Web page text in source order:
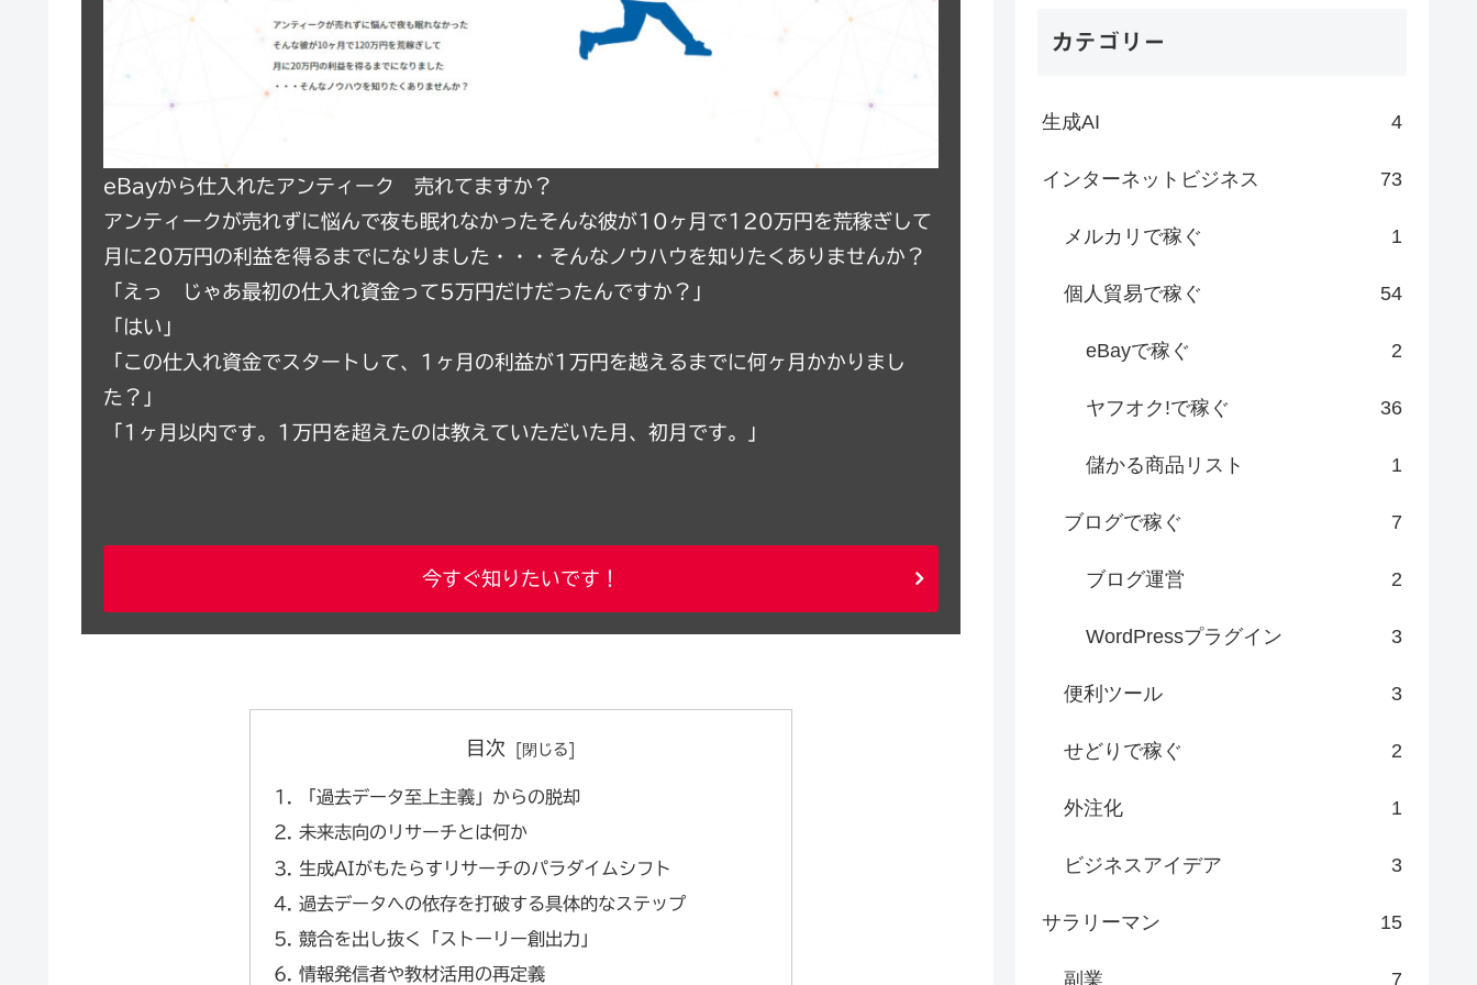
eBayから仕入れたアンティーク 売れてますか？
アンティークが売れずに悩んで夜も眠れなかったそんな彼が10ヶ月で120万円を荒稼ぎして
月に20万円の利益を得るまでになりました・・・そんなノウハウを知りたくありませんか？
「えっ じゃあ最初の仕入れ資金って5万円だけだったんですか？」
「はい」
「この仕入れ資金でスタートして、1ヶ月の利益が1万円を越えるまでに何ヶ月かかりまし
た？」
「1ヶ月以内です。1万円を超えたのは教えていただいた月、初月です。」
今すぐ知りたいです！
目次
「過去データ至上主義」からの脱却
未来志向のリサーチとは何か
生成AIがもたらすリサーチのパラダイムシフト
過去データへの依存を打破する具体的なステップ
競合を出し抜く「ストーリー創出力」
情報発信者や教材活用の再定義
カテゴリー
生成AI 4
インターネットビジネス 73
メルカリで稼ぐ 1
個人貿易で稼ぐ 54
eBayで稼ぐ 2
ヤフオク!で稼ぐ 36
儲かる商品リスト 1
ブログで稼ぐ 7
ブログ運営 2
WordPressプラグイン 3
便利ツール 3
せどりで稼ぐ 2
外注化 1
ビジネスアイデア 3
サラリーマン 15
副業 7